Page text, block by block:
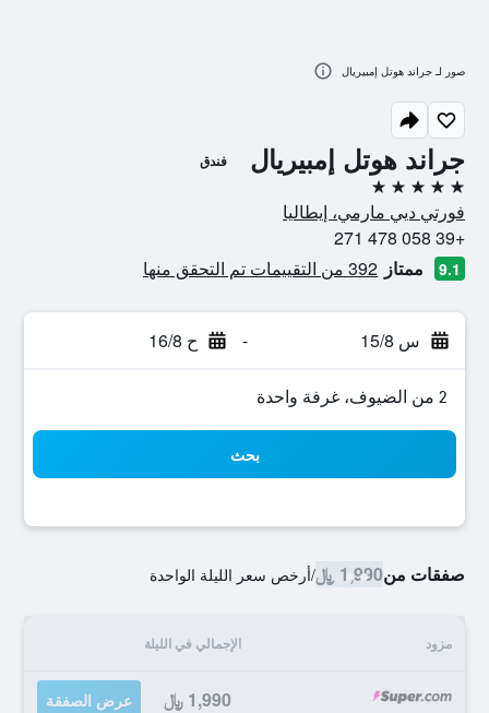
جراند هوتل إمبيريال فندق
5 نجوم
فورتي ديي مارمي، إيطاليا
+39 058 478 271
9.1 ممتاز 392 من التقييمات تم التحقق منها
س 15/8 - ح 16/8
2 من الضيوف، غرفة واحدة
بحث
صفقات من1,990 ﷼ /أرخص سعر الليلة الواحدة
مزود الإجمالي في الليلة
1,990 ﷼ عرض الصفقة
صور لـ جراند هوتل إمبيريال